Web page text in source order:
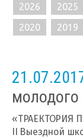
2026 2025
2020
2019
молодого
«ТРАЕКТОРИЯ
II Выездной